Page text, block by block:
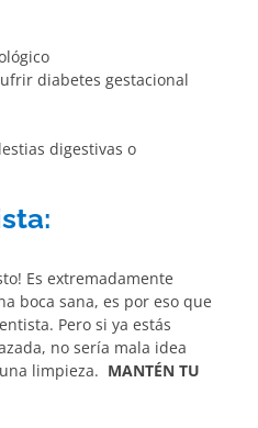
diabetes gestacional
digestivas o
Es extremadamente
boca sana, es por eso que
Pero si ya estás
no sería mala idea
limpieza. MANTÉN TU